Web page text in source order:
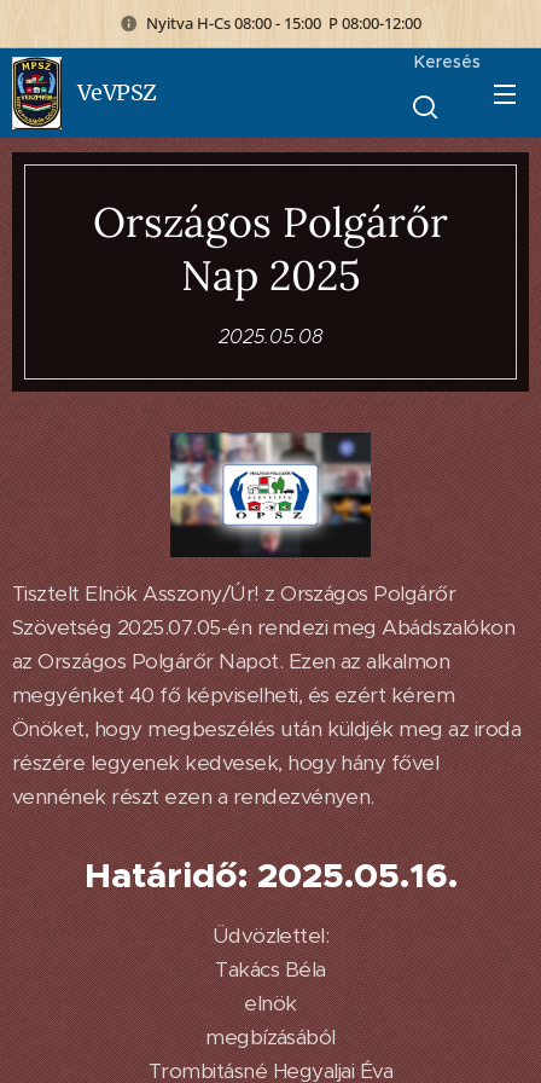
Nyitva H-Cs 08:00 - 15:00 P 08:00-12:00
VeVPSZ
Keresés
Országos Polgárőr
Nap 2025
2025.05.08
Tisztelt Elnök Asszony/Úr! z Országos Polgárőr
Szövetség 2025.07.05-én rendezi meg Abádszalókon
az Országos Polgárőr Napot. Ezen az alkalmon
megyénket 40 fő képviselheti, és ezért kérem
Önöket, hogy megbeszélés után küldjék meg az iroda
részére legyenek kedvesek, hogy hány fővel
vennének részt ezen a rendezvényen.
Határidő: 2025.05.16.
Üdvözlettel:
Takács Béla
elnök
megbízásából
Trombitásné Hegyaljai Éva